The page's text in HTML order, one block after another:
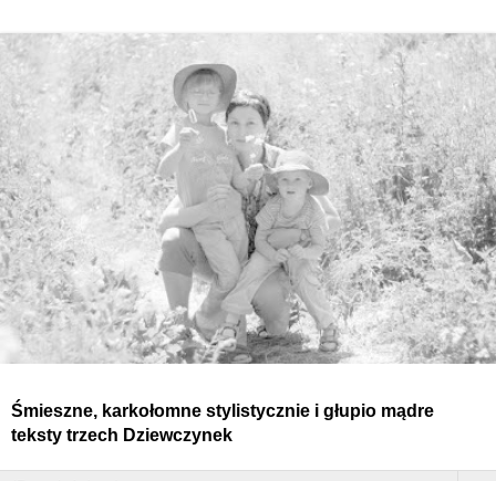
Śmieszne, karkołomne stylistycznie i głupio mądre
teksty trzech Dziewczynek